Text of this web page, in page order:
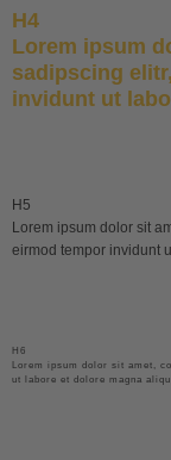
H4
Lorem ipsum
sadipscing
invidunt ut
H5
Lorem ipsum dolor sit
eirmod tempor invidunt
H6
Lorem ipsum dolor sit amet,
ut labore et dolore magna